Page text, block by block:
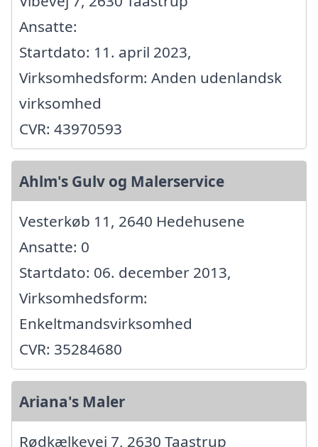
Ansatte:
Startdato: 11. april 2023,
Virksomhedsform: Anden udenlandsk
virksomhed
CVR: 43970593
Ahlm's Gulv og Malerservice
Vesterkøb 11, 2640 Hedehusene
Ansatte: 0
Startdato: 06. december 2013,
Virksomhedsform:
Enkeltmandsvirksomhed
CVR: 35284680
Ariana's Maler
Rødkælkevej 7, 2630 Taastrup